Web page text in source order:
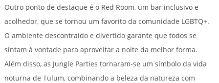
Outro ponto de destaque é o Red Room, um bar inclusivo e
acolhedor, que se tornou um favorito da comunidade LGBTQ+.
O ambiente descontraído e divertido garante que todos se
sintam à vontade para aproveitar a noite da melhor forma.
Além disso, as Jungle Parties tornaram-se um símbolo da vida
noturna de Tulum, combinando a beleza da natureza com